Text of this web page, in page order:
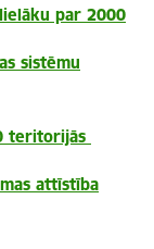
par 2000
sistēmu
teritorijās
attīstība